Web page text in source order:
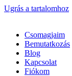
Ugrás a tartalomhoz
Csomagjaim
Bemutatkozás
Blog
Kapcsolat
Fiókom